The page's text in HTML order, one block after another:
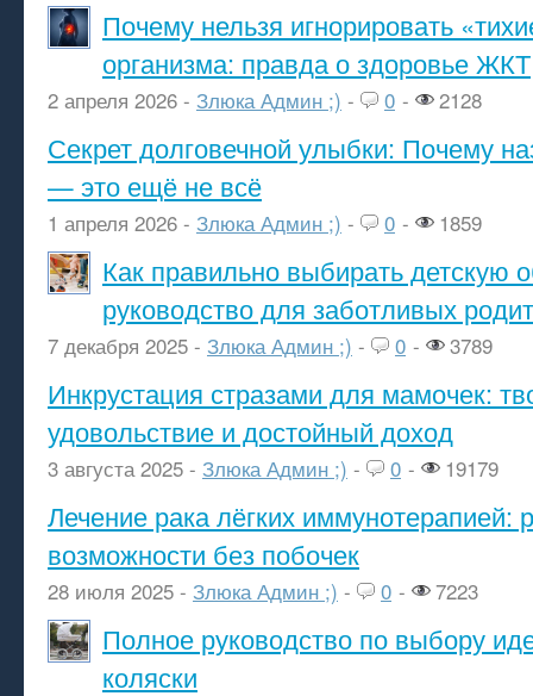
Почему нельзя игнорировать
организма: правда о здоровье ЖКТ
2 апреля 2026 - Злюка Админ ;) - 0 - 2128
Секрет долговечной улыбки: Почему
— это ещё не всё
1 апреля 2026 - Злюка Админ ;) - 0 - 1859
Как правильно выбирать детскую
руководство для заботливых
7 декабря 2025 - Злюка Админ ;) - 0 - 3789
Инкрустация стразами для мамочек:
удовольствие и достойный доход
3 августа 2025 - Злюка Админ ;) - 0 - 19179
Лечение рака лёгких иммунотерапией:
возможности без побочек
28 июля 2025 - Злюка Админ ;) - 0 - 7223
Полное руководство по выбору
коляски